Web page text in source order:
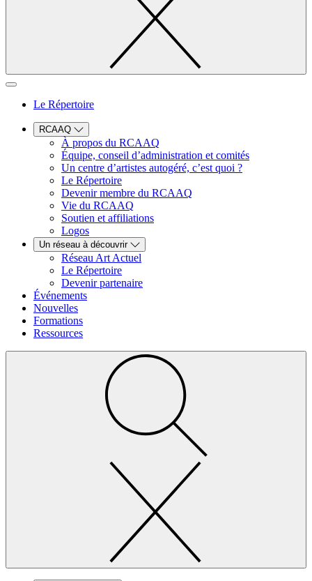
Le Répertoire
RCAAQ
À propos du RCAAQ
Équipe, conseil d’administration et comités
Un centre d’artistes autogéré, c’est quoi ?
Le Répertoire
Devenir membre du RCAAQ
Vie du RCAAQ
Soutien et affiliations
Logos
Un réseau à découvrir
Réseau Art Actuel
Le Répertoire
Devenir partenaire
Événements
Nouvelles
Formations
Ressources